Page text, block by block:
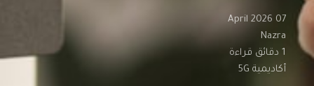
07 April 2026
Nazra
1 دقائق قراءة
أكاديمية 5G